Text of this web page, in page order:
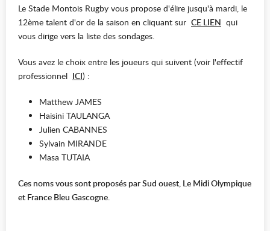
Le Stade Montois Rugby vous propose d'élire jusqu'à mardi, le
12ème talent d'or de la saison en cliquant sur CE LIEN qui
vous dirige vers la liste des sondages.
Vous avez le choix entre les joueurs qui suivent (voir l'effectif
professionnel ICI) :
Matthew JAMES
Haisini TAULANGA
Julien CABANNES
Sylvain MIRANDE
Masa TUTAIA
Ces noms vous sont proposés par Sud ouest, Le Midi Olympique
et France Bleu Gascogne.